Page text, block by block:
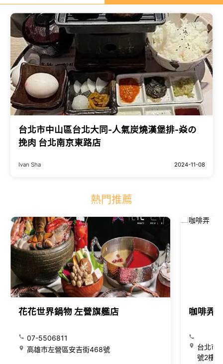
台北市中山區台北大同-人氣炭燒漢堡排-焱の
挽肉 台北南京東路店
Ivan Sha 2024-11-08
熱門推薦
花花世界鍋物 左營旗艦店
07-5506811
高雄市左營區安吉街468號
咖啡弄
台北市
號2樓